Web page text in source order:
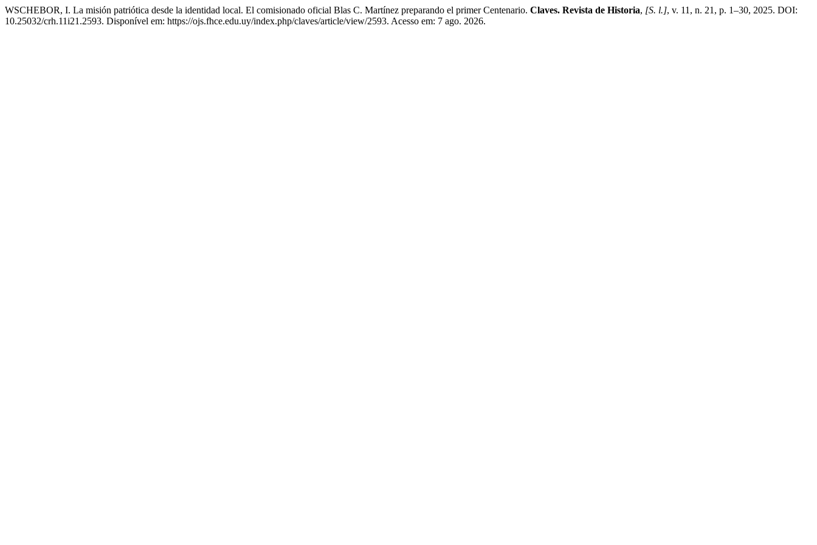
WSCHEBOR, I. La misión patriótica desde la identidad local. El comisionado oficial Blas C. Martínez preparando el primer Centenario. Claves. Revista de Historia, [S. l.], v. 11, n. 21, p. 1–30, 2025. DOI:
10.25032/crh.11i21.2593. Disponível em: https://ojs.fhce.edu.uy/index.php/claves/article/view/2593. Acesso em: 7 ago. 2026.